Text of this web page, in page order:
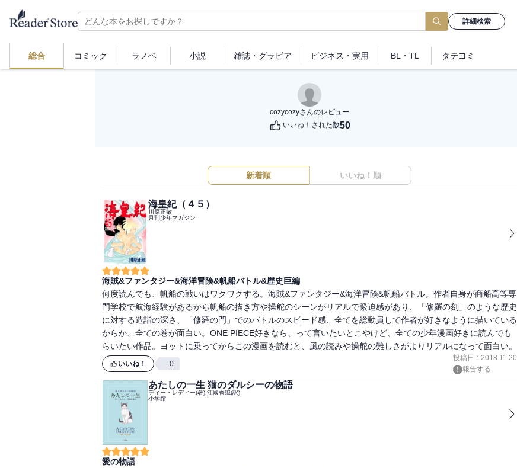
詳細検索
総合 コミック ラノベ 小説 雑誌・ グラビア ビジネス ・実用 BL・TL タテヨミ
cozycozyさんのレビュー
いいね！された数50
新着順 いいね！順
海皇紀（４５）
川原正敏
月刊少年マガジン
海賊&ファンタジー&海洋冒険&帆船バトル&歴史巨編
何度読んでも、帆船の戦いはワクワクする。海賊&ファンタジー&海洋冒険&帆船バトル。作者自身が商船高等専
門学校で航海経験があるから帆船の描き方や操舵のシーンがリアルで緊迫感があり、「修羅の刻」のような歴史
に対する造詣の深さ、「修羅の門」でのバトルのスピード感、全てを総動員して作者が好きなように描いている
からか、全ての巻が面白い。ONE PIECE好きなら、って言いたいとこやけど、全ての少年漫画好きに読んでも
らいたい作品。ヨットに乗ってからこの漫画を読むと、風の読みや操舵の難しさがよりリアルになって面白い。
いいね！ 0
投稿日 : 2018.11.20
報告する
あたしの一生 猫のダルシーの物語
ディー・レディー(著),江國香織(訳)
小学館
愛の物語